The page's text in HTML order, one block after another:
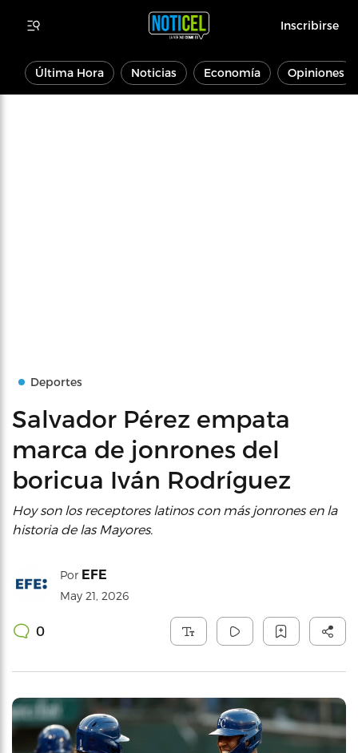
Inscribirse
Última Hora Noticias Economía Opiniones
Deportes
Salvador Pérez empata
marca de jonrones del
boricua Iván Rodríguez
Hoy son los receptores latinos con más jonrones en la
historia de las Mayores.
Por EFE
May 21, 2026
0